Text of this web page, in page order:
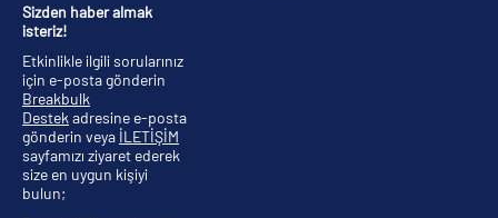
Sizden haber almak
isteriz!
Etkinlikle ilgili sorularınız
için e-posta gönderin
Breakbulk
Destek adresine e-posta
gönderin veya İLETİŞİM
sayfamızı ziyaret ederek
size en uygun kişiyi
bulun;